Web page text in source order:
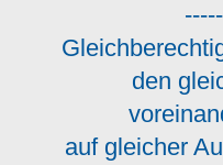
den
auf gleicher